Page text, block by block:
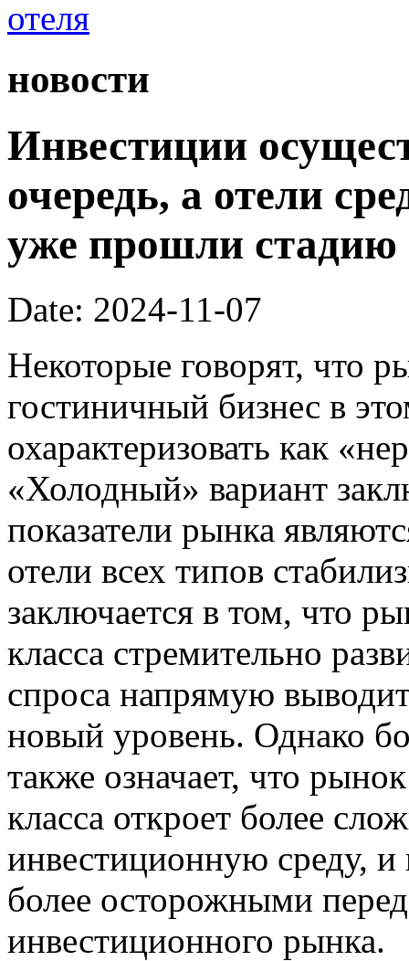
новости
Инвестиции
очередь, а отели
уже прошли стадию
Date: 2024-11-07
Некоторые говорят, что
гостиничный бизнес в
охарактеризовать как
«Холодный» вариант
показатели рынка
отели всех типов
заключается в том, что
класса стремительно
спроса напрямую
новый уровень. Однако
также означает, что
класса откроет более
инвестиционную среду, и
более осторожными
инвестиционного рынка.